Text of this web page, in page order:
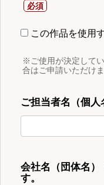
この作品を使用
※ご使用が決定して
合はご申請いただけま
ご担当者名（個人
会社名（団体名
す。